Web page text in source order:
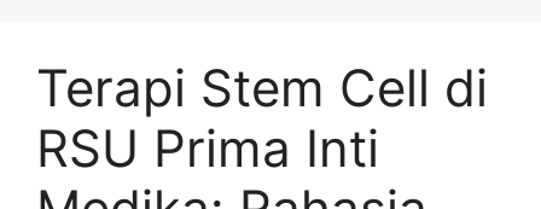
Terapi Stem Cell di
RSU Prima Inti